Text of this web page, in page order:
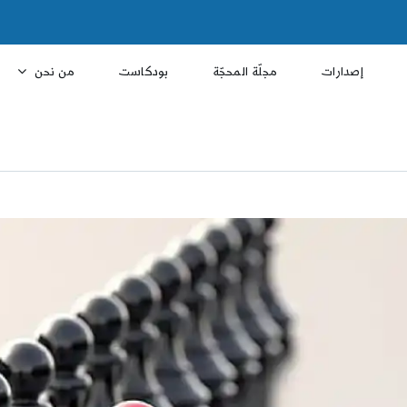
إصدارات مجلّة المحجّة بودكاست من نحن